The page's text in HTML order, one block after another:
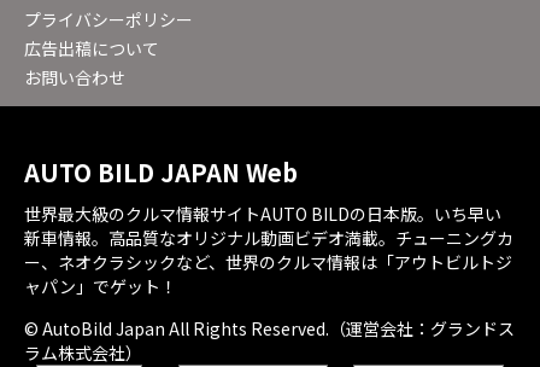
プライバシーポリシー
広告出稿について
お問い合わせ
AUTO BILD JAPAN Web
世界最大級のクルマ情報サイトAUTO BILDの日本版。いち早い
新車情報。高品質なオリジナル動画ビデオ満載。チューニングカ
ー、ネオクラシックなど、世界のクルマ情報は「アウトビルトジ
ャパン」でゲット！
© AutoBild Japan All Rights Reserved.（運営会社：グランドス
ラム株式会社）